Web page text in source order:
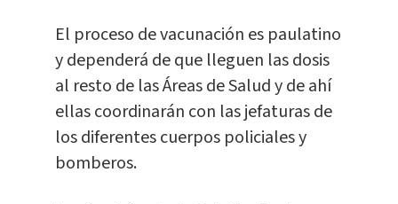
El proceso de vacunación es paulatino
y dependerá de que lleguen las dosis
al resto de las Áreas de Salud y de ahí
ellas coordinarán con las jefaturas de
los diferentes cuerpos policiales y
bomberos.